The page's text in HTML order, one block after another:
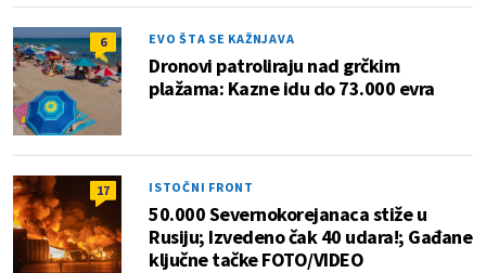
6 EVO ŠTA SE KAŽNJAVA
Dronovi patroliraju nad grčkim
plažama: Kazne idu do 73.000 evra
17 ISTOČNI FRONT
50.000 Severnokorejanaca stiže u
Rusiju; Izvedeno čak 40 udara!; Gađane
ključne tačke FOTO/VIDEO